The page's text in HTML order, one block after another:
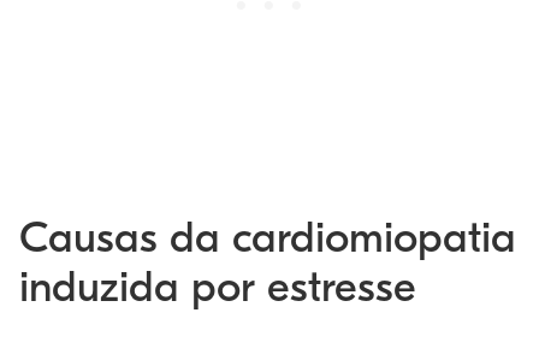
Causas da cardiomiopatia
induzida por estresse